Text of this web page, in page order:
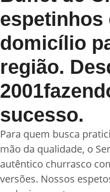
espetinhos
domicílio
região.
sucesso.
Para quem busca
mão da qualidade, o
autêntico churrasco
versões. Nossos